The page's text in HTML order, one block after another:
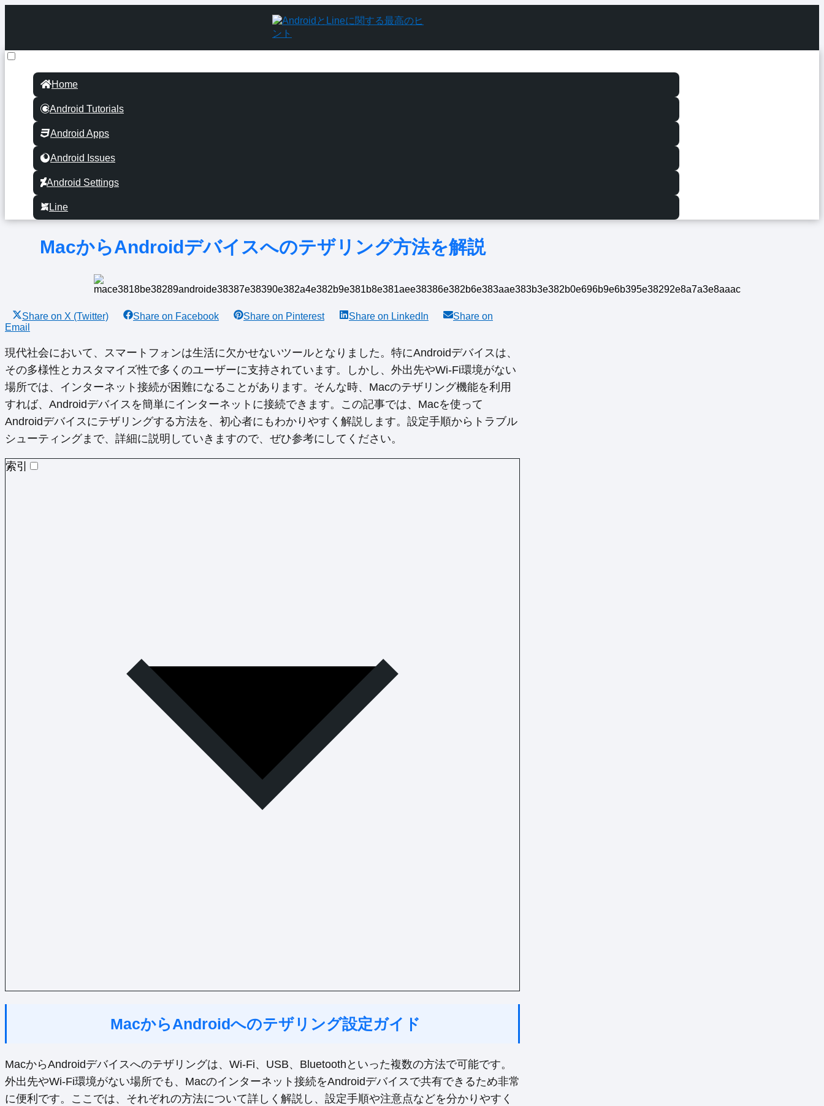
Home
Android Tutorials
Android Apps
Android Issues
Android Settings
Line
MacからAndroidデバイスへのテザリング方法を解説
Share on X (Twitter) Share on Facebook Share on Pinterest Share on LinkedIn
Share on
Email
現代社会において、スマートフォンは生活に欠かせないツールとなりました。特にAndroidデバイスは、
その多様性とカスタマイズ性で多くのユーザーに支持されています。しかし、外出先やWi-Fi環境がない
場所では、インターネット接続が困難になることがあります。そんな時、Macのテザリング機能を利用
すれば、Androidデバイスを簡単にインターネットに接続できます。この記事では、Macを使って
Androidデバイスにテザリングする方法を、初心者にもわかりやすく解説します。設定手順からトラブル
シューティングまで、詳細に説明していきますので、ぜひ参考にしてください。
索引
MacからAndroidへのテザリング設定ガイド
MacからAndroidデバイスへのテザリングは、Wi-Fi、USB、Bluetoothといった複数の方法で可能です。
外出先やWi-Fi環境がない場所でも、Macのインターネット接続をAndroidデバイスで共有できるため非常
に便利です。ここでは、それぞれの方法について詳しく解説し、設定手順や注意点などを分かりやすく